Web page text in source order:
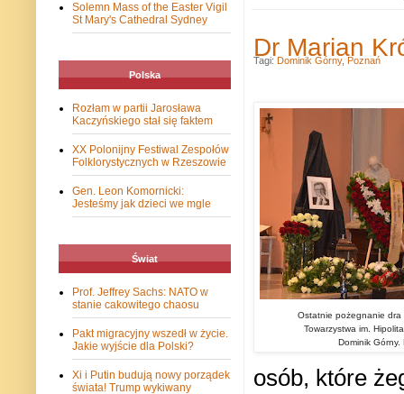
Dr Marian
Ostatnie pożegnanie dra
Towarzystwa im.
Dominik Górny.
osób, które
Tagi: Dominik Górny, Poznań
Solemn Mass of the Easter Vigil
St Mary's Cathedral Sydney
Polska
Rozłam w partii Jarosława
Kaczyńskiego stał się faktem
XX Polonijny Festiwal Zespołów
Folklorystycznych w Rzeszowie
Gen. Leon Komornicki:
Jesteśmy jak dzieci we mgle
Świat
Prof. Jeffrey Sachs: NATO w
stanie cakowitego chaosu
Pakt migracyjny wszedł w życie.
Jakie wyjście dla Polski?
Xi i Putin budują nowy porządek
świata! Trump wykiwany